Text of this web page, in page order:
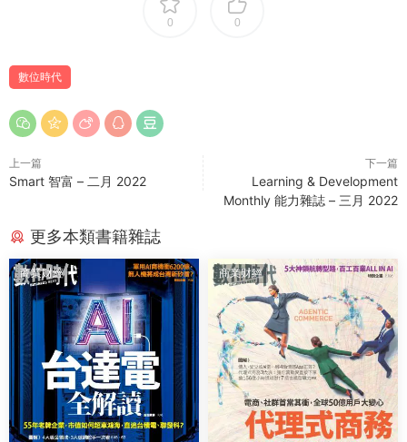
0 0
數位時代
上一篇
Smart 智富 – 二月 2022
下一篇
Learning & Development
Monthly 能力雜誌 – 三月 2022
更多本類書籍雜誌
商業财經 商業财經